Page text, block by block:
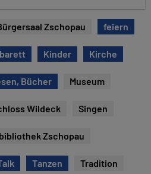
Zschopau feiern
Kinder Kirche
Bücher Museum
Wildeck Singen
Zschopau
Tanzen Tradition